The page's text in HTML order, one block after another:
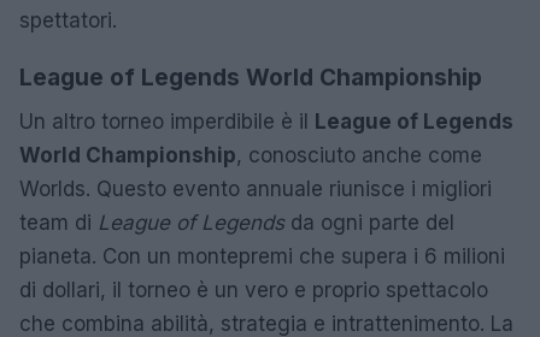
spettatori.
League of Legends World Championship
Un altro torneo imperdibile è il League of Legends
World Championship, conosciuto anche come
Worlds. Questo evento annuale riunisce i migliori
team di League of Legendsda ogni parte del
pianeta. Con un montepremi che supera i 6 milioni
di dollari, il torneo è un vero e proprio spettacolo
che combina abilità, strategia e intrattenimento. La